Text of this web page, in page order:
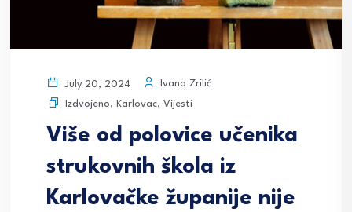
July 20, 2024
Ivana Zrilić
Izdvojeno, Karlovac, Vijesti
Više od polovice učenika
strukovnih škola iz
Karlovačke županije nije